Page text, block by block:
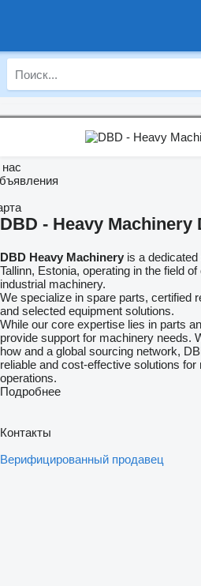
DBD - Heavy Machinery
DBD Heavy Machinery is a
Tallinn, Estonia, operating in the field
industrial machinery.
We specialize in spare parts, certified
and selected equipment solutions.
While our core expertise lies in parts
provide support for machinery needs.
how and a global sourcing network,
reliable and cost-effective solutions
operations.
Подробнее
Контакты
Верифицированный продавец